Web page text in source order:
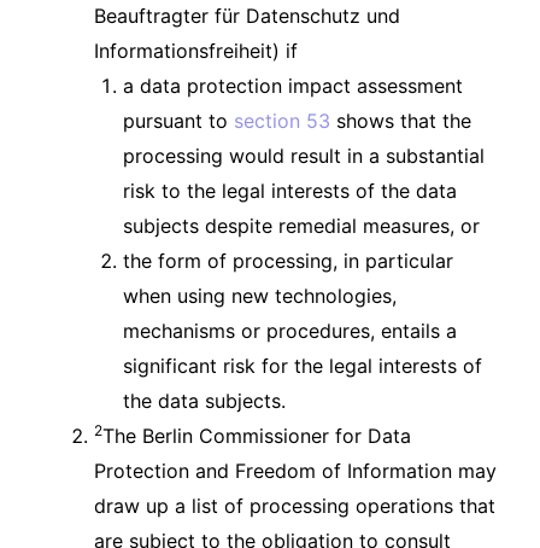
Beauftragter für Datenschutz und
Informationsfreiheit) if
a data protection impact assessment
pursuant to section 53 shows that the
processing would result in a substantial
risk to the legal interests of the data
subjects despite remedial measures, or
the form of processing, in particular
when using new technologies,
mechanisms or procedures, entails a
significant risk for the legal interests of
the data subjects.
2The Berlin Commissioner for Data
Protection and Freedom of Information may
draw up a list of processing operations that
are subject to the obligation to consult